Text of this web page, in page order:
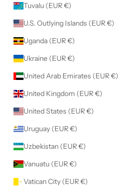
Tuvalu (EUR €)
U.S. Outlying Islands (EUR €)
Uganda (EUR €)
Ukraine (EUR €)
United Arab Emirates (EUR €)
United Kingdom (EUR €)
United States (EUR €)
Uruguay (EUR €)
Uzbekistan (EUR €)
Vanuatu (EUR €)
Vatican City (EUR €)